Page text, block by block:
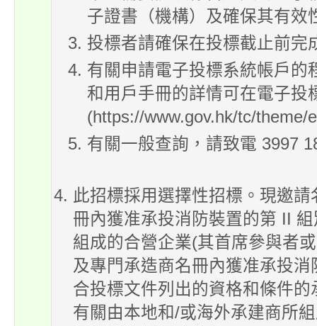
子證書（機構）及確保其有效
投標者請確保在投標截止前完
有關申請電子投標系統帳戶的
和用戶手冊的詳情可在電子投
(https://www.gov.hk/tc/theme/
有關一般查詢，請致電 3997
此招標採用選擇性招標。現邀
冊內獲准承投消防裝置的第 II
組成的合營企業(其首席參與者
及專門承造商名冊內獲准承投
合投標文件列出的資格和條件
有關由本地和/或海外承建商所